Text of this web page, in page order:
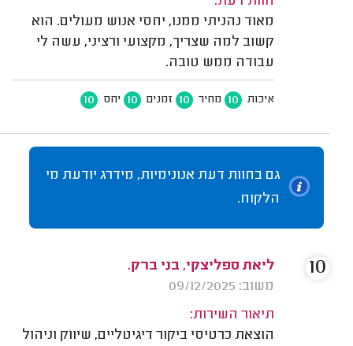
מאוד נהניתי ממנו, יחסי אנוש מעולים. הוא
קשוב למה שצריך, מקצועי ורציני, עשה לי
עבודה ממש טובה.
איכות 10 מחיר 10 זמנים 10 יחס 10
גם בחוות דעת אנונימיות, מידרג יודעת מי
הלקוח.
ליאת ספליצקי, בני ברק.
משוב: 09/12/2025
תיאור השירות:
הוצאת כרטיסי ביקור דיגיטליים, שיווק וניהול
10